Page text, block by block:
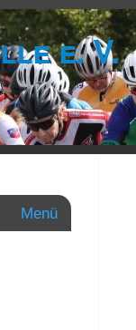
e. V.
Menü